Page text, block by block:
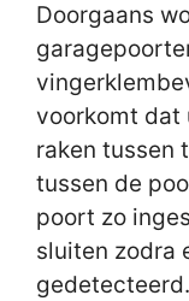
Doorgaans
voorkomt dat
raken tussen
tussen de
poort zo
sluiten zodra